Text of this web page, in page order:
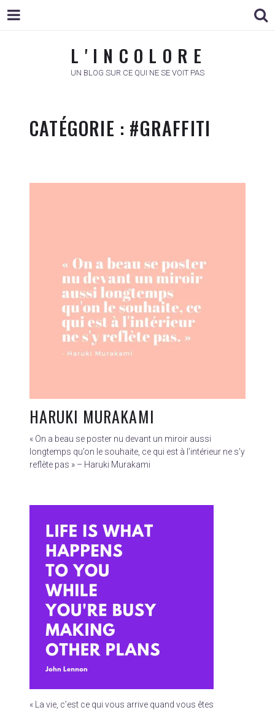
L ' I N C O L O R E
UN BLOG SUR CE QUI NE SE VOIT PAS
CATÉGORIE : #GRAFFITI
HARUKI MURAKAMI
« On a beau se poster nu devant un miroir aussi
longtemps qu’on le souhaite, ce qui est à l’intérieur ne s’y
reflète pas » – Haruki Murakami
« La vie, c’est ce qui vous arrive quand vous êtes
L ' I N C O L O R E